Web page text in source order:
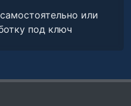
или
под ключ